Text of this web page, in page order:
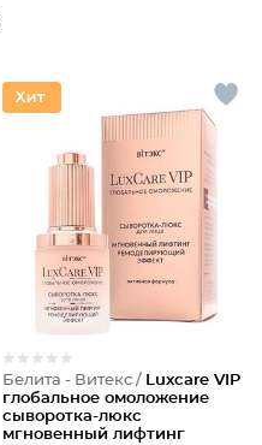
Белита - Витекс / Luxcare VIP
глобальное омоложение
сыворотка-люкс
мгновенный лифтинг